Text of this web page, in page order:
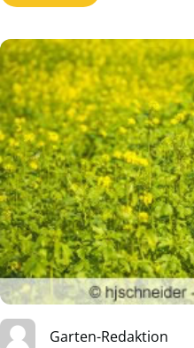
Garten-Redaktion